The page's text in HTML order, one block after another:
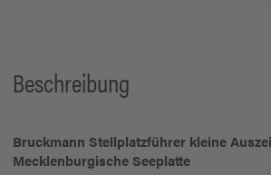
Beschreibung
Bruckmann Stellplatzführer kleine
Mecklenburgische Seeplatte